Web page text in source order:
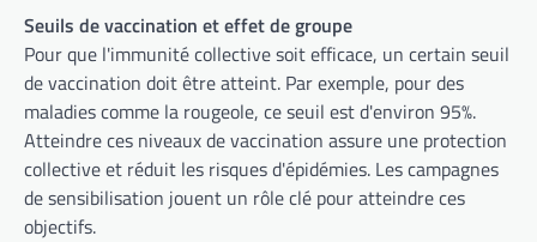
Seuils de vaccination et effet de groupe
Pour que l'immunité collective soit efficace, un certain seuil
de vaccination doit être atteint. Par exemple, pour des
maladies comme la rougeole, ce seuil est d'environ 95%.
Atteindre ces niveaux de vaccination assure une protection
collective et réduit les risques d'épidémies. Les campagnes
de sensibilisation jouent un rôle clé pour atteindre ces
objectifs.